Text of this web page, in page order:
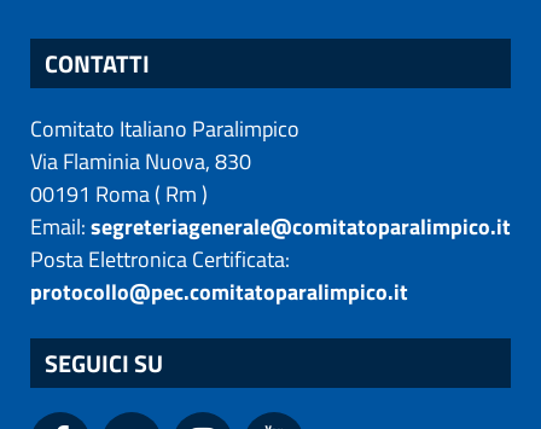
CONTATTI
Comitato Italiano Paralimpico
Via Flaminia Nuova, 830
00191 Roma( Rm)
Email:segreteriagenerale@comitatoparalimpico.it
Posta Elettronica Certificata:
protocollo@pec.comitatoparalimpico.it
SEGUICI SU